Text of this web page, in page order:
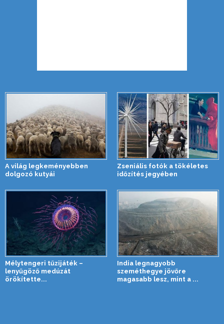
A világ legkeményebben
dolgozó kutyái
Zseniális fotók a tökéletes
időzítés jegyében
Mélytengeri tűzijáték –
lenyűgöző medúzát
örökítette...
India legnagyobb
szeméthegye jövőre
magasabb lesz, mint a ...